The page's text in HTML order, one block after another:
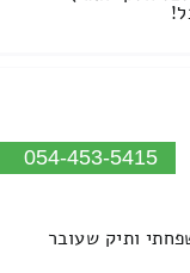
054-453-5415
ותיק שעובר